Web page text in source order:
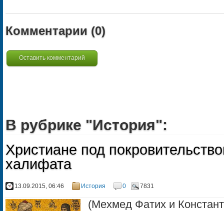
Комментарии (0)
Оставить комментарий
В рубрике "История":
Христиане под
халифата
13.09.2015, 06:46 История 0 7831
(Мехмед Фатих и